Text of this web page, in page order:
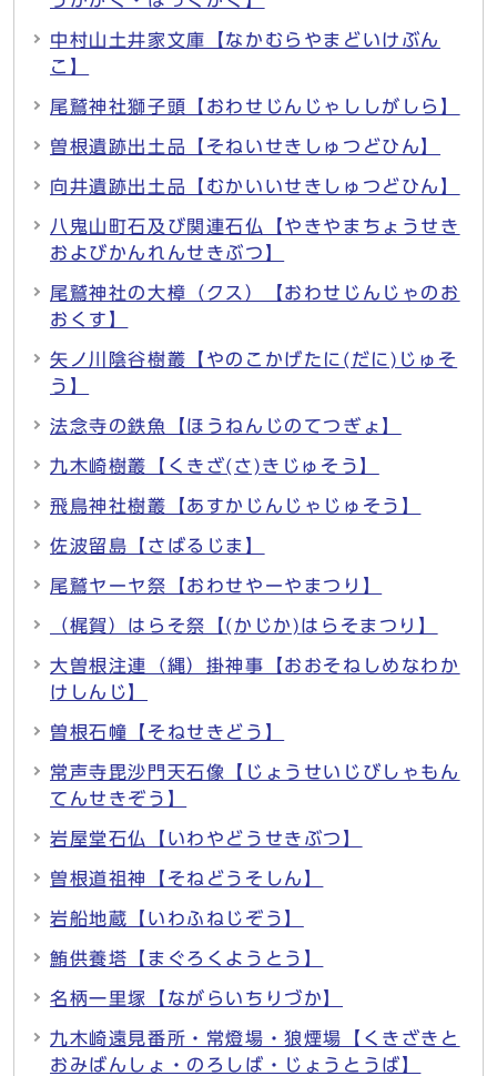
中村山土井家文庫【なかむらやまどいけぶん
こ】
尾鷲神社獅子頭【おわせじんじゃししがしら】
曽根遺跡出土品【そねいせきしゅつどひん】
向井遺跡出土品【むかいいせきしゅつどひん】
八鬼山町石及び関連石仏【やきやまちょうせき
およびかんれんせきぶつ】
尾鷲神社の大樟（クス）【おわせじんじゃのお
おくす】
矢ノ川陰谷樹叢【やのこかげたに(だに)じゅそ
う】
法念寺の鉄魚【ほうねんじのてつぎょ】
九木崎樹叢【くきざ(さ)きじゅそう】
飛鳥神社樹叢【あすかじんじゃじゅそう】
佐波留島【さばるじま】
尾鷲ヤーヤ祭【おわせやーやまつり】
（梶賀）はらそ祭【(かじか)はらそまつり】
大曽根注連（縄）掛神事【おおそねしめなわか
けしんじ】
曽根石幢【そねせきどう】
常声寺毘沙門天石像【じょうせいじびしゃもん
てんせきぞう】
岩屋堂石仏【いわやどうせきぶつ】
曽根道祖神【そねどうそしん】
岩船地蔵【いわふねじぞう】
鮪供養塔【まぐろくようとう】
名柄一里塚【ながらいちりづか】
九木崎遠見番所・常燈場・狼煙場【くきざきと
おみばんしょ・のろしば・じょうとうば】